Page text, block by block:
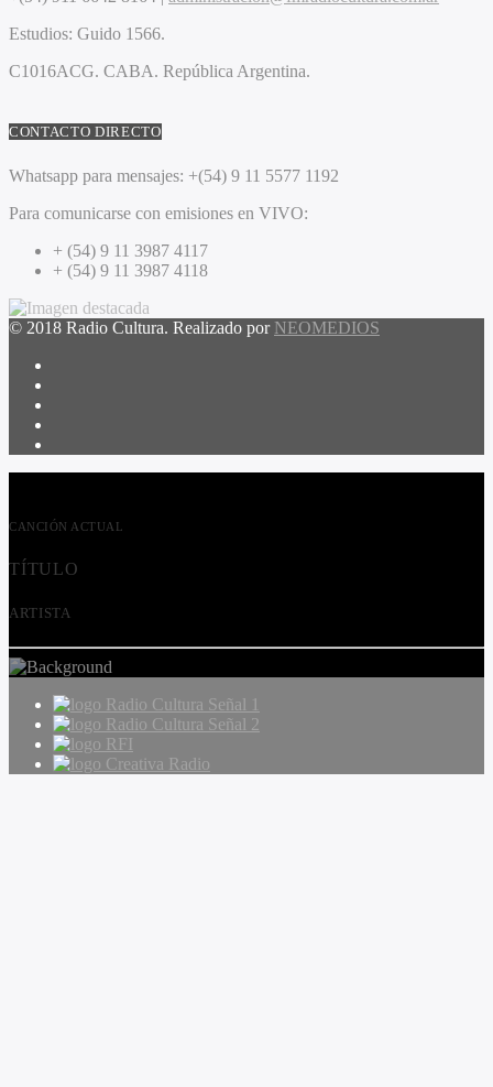
Estudios: Guido 1566.
C1016ACG. CABA. República Argentina.
CONTACTO DIRECTO
Whatsapp para mensajes: +(54) 9 11 5577 1192
Para comunicarse con emisiones en VIVO:
+ (54) 9 11 3987 4117
+ (54) 9 11 3987 4118
© 2018 Radio Cultura. Realizado por NEOMEDIOS
CANCIÓN ACTUAL
TÍTULO
ARTISTA
Radio Cultura Señal 1
Radio Cultura Señal 2
RFI
Creativa Radio